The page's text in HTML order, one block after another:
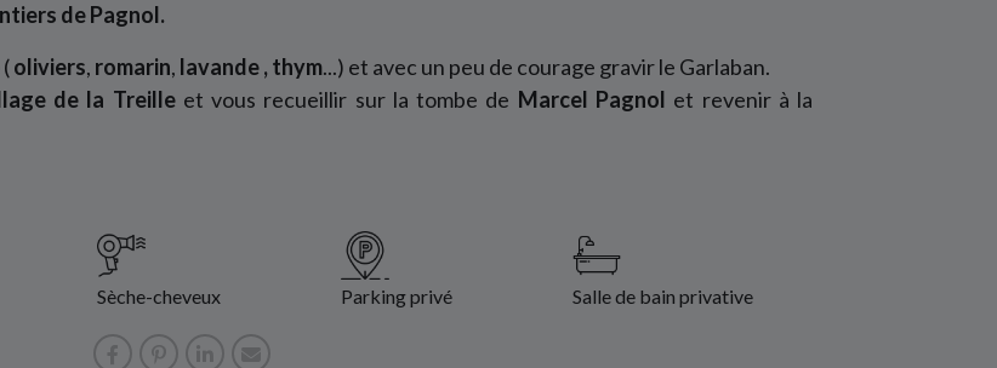
de Pagnol.
(oliviers, romarin, lavande, thym...) et avec un peu de courage gravir le Garlaban.
de la Treilleet vous recueillir sur la tombe de Marcel Pagnol et revenir à la
Sèche-cheveux Parking privé Salle de bain privative